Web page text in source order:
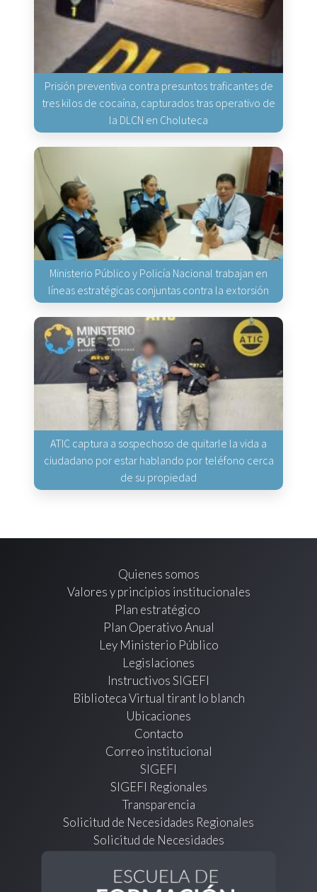
Prisión preventiva contra presuntos traficantes de
tres kilos de cocaína, capturados tras operativo de
la DLCN en Choluteca
Ministerio Público y Policía Nacional trabajan en
líneas estratégicas conjuntas contra la extorsión
ATIC captura a sospechoso de quitarle la vida a
ciudadano por estar hablando por teléfono cerca
de su propiedad
Quienes somos
Valores y principios institucionales
Plan estratégico
Plan Operativo Anual
Ley Ministerio Público
Legislaciones
Instructivos SIGEFI
Biblioteca Virtual tirant lo blanch
Ubicaciones
Contacto
Correo institucional
SIGEFI
SIGEFI Regionales
Transparencia
Solicitud de Necesidades Regionales
Solicitud de Necesidades